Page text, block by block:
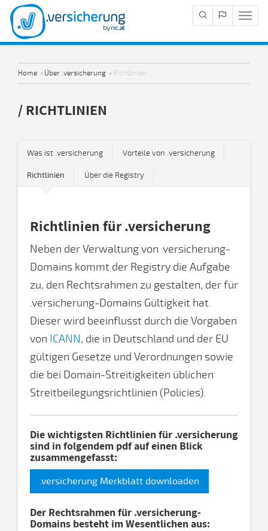
Home › Über .versicherung › Richtlinien
/ RICHTLINIEN
Was ist .versicherung Vorteile von .versicherung
Richtlinien Über die Registry
Richtlinien für .versicherung
Neben der Verwaltung von .versicherung-
Domains kommt der Registry die Aufgabe
zu, den Rechtsrahmen zu gestalten, der für
.versicherung-Domains Gültigkeit hat.
Dieser wird beeinflusst durch die Vorgaben
von ICANN, die in Deutschland und der EU
gültigen Gesetze und Verordnungen sowie
die bei Domain-Streitigkeiten üblichen
Streitbeilegungsrichtlinien (Policies).
Die wichtigsten Richtlinien für .versicherung
sind in folgendem pdf auf einen Blick
zusammengefasst:
.versicherung Merkblatt downloaden
Der Rechtsrahmen für .versicherung-
Domains besteht im Wesentlichen aus: